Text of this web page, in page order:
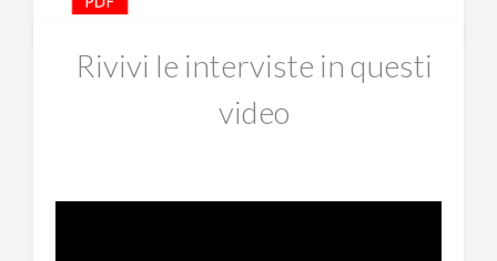
Rivivi le interviste in questi
video